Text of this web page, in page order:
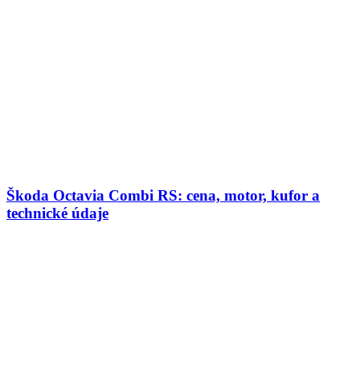
Škoda Octavia Combi RS: cena, motor, kufor a
technické údaje